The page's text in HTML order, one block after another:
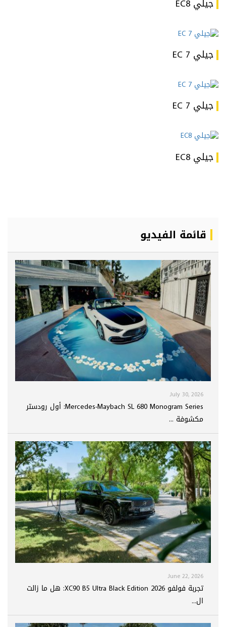
جيلي EC8
جيلي EC 7
جيلي EC 7
جيلي EC8
قائمة الفيديو
July 30, 2026
Mercedes-Maybach SL 680 Monogram Series: أول رودستر
مكشوفة ...
June 22, 2026
تجربة فولفو XC90 B5 Ultra Black Edition 2026: هل ما زالت
ال...